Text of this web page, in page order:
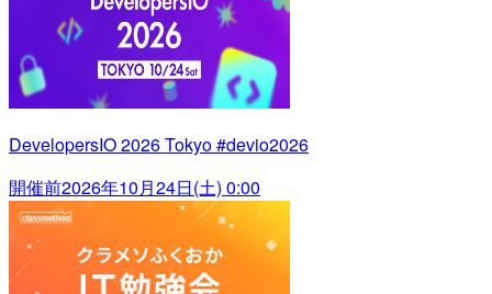
DevelopersIO 2026 Tokyo #devio2026
開催前2026年10月24日(土) 0:00